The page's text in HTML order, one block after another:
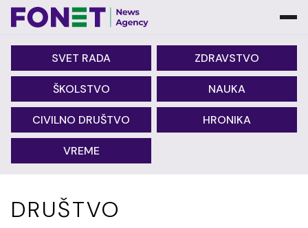
SVET RADA ZDRAVSTVO
ŠKOLSTVO NAUKA
CIVILNO DRUŠTVO HRONIKA
VREME
DRUŠTVO